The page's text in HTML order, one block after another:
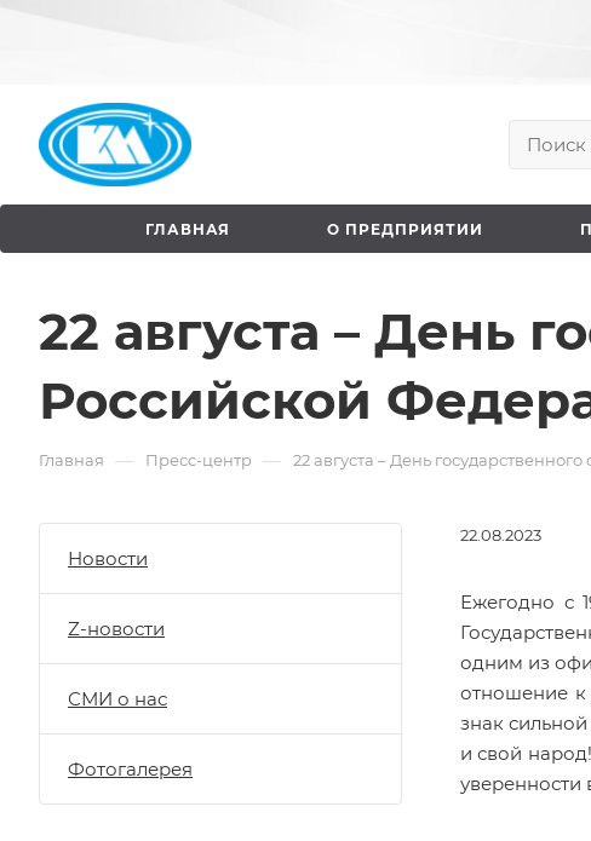
ГЛАВНАЯ О ПРЕДПРИЯТИИ
22 августа – День
Российской
Главная — Пресс-центр — 22 августа – День
22.08.2023
Ежегодно с
одним из
отношение к
знак
и свой
уверенности
Новости
Z-новости
СМИ о нас
Фотогалерея